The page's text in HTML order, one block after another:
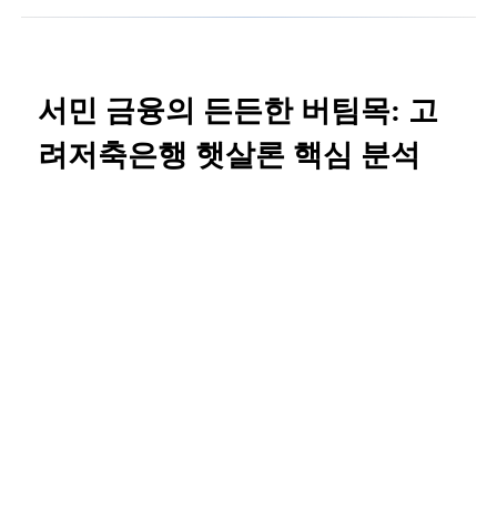
서민 금융의 든든한 버팀목: 고
려저축은행 햇살론 핵심 분석